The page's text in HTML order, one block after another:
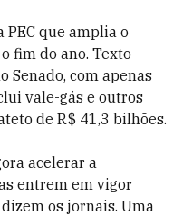
que amplia o
fim do ano. Texto
Senado, com apenas
vale-gás e outros
de R$ 41,3 bilhões.
acelerar a
entrem em vigor
os jornais. Uma